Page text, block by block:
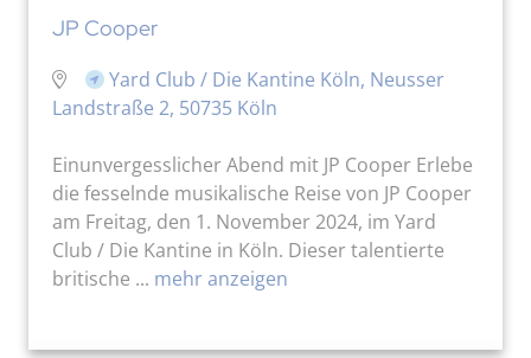
JP Cooper
Yard Club / Die Kantine Köln, Neusser
Landstraße 2, 50735 Köln
Einunvergesslicher Abend mit JP Cooper Erlebe
die fesselnde musikalische Reise von JP Cooper
am Freitag, den 1. November 2024, im Yard
Club / Die Kantine in Köln. Dieser talentierte
britische ... mehr anzeigen